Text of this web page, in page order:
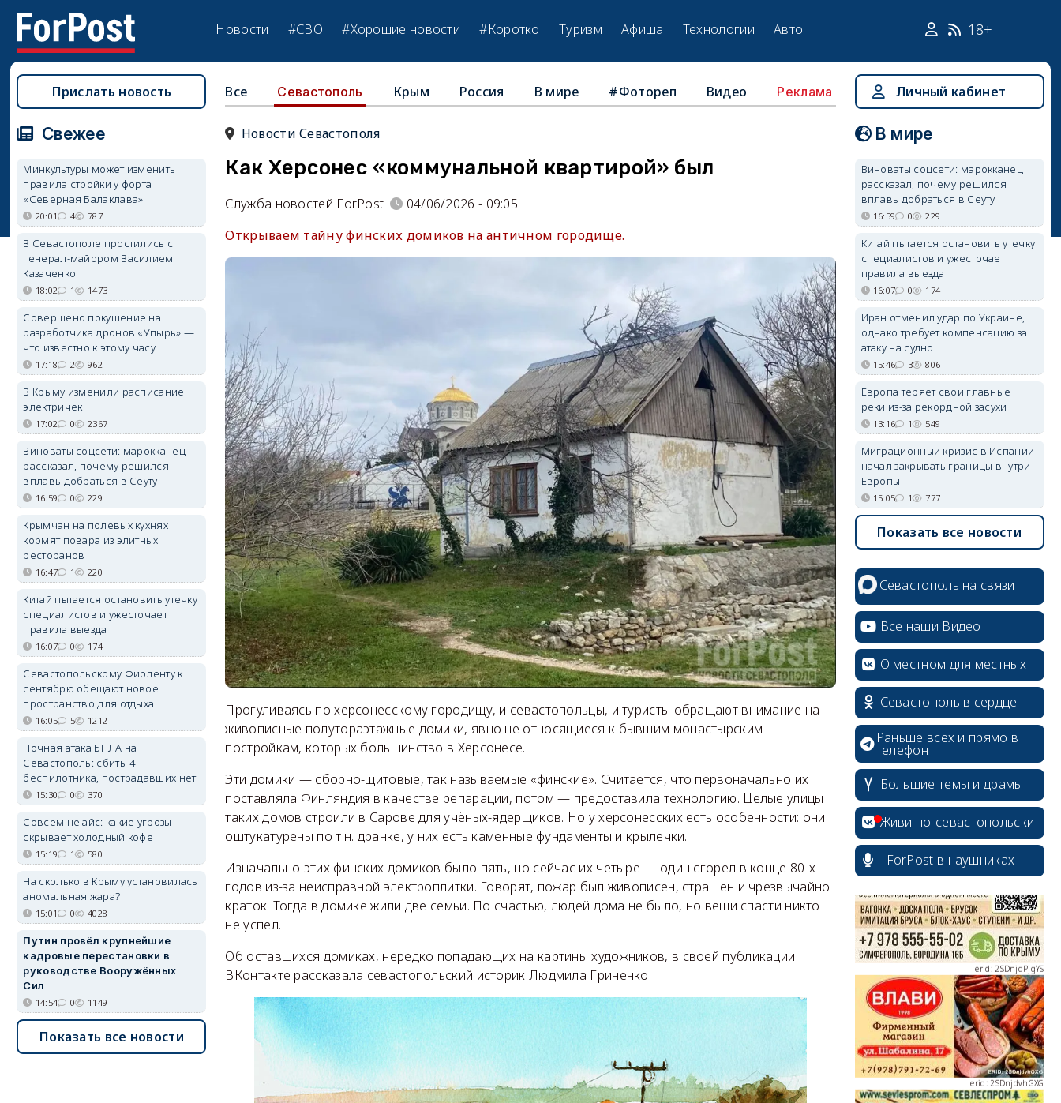
Новости #СВО #Хорошие новости #Коротко Туризм Афиша Технологии Авто 18+
Все Севастополь Крым Россия В мире #Фотореп Видео Реклама
Новости Севастополя
Как Херсонес «коммунальной квартирой» был
Служба новостей ForPost
04/06/2026 - 09:05
Открываем тайну финских домиков на античном городище.
Прогуливаясь по херсонесскому городищу, и севастопольцы, и туристы обращают внимание на
живописные полутораэтажные домики, явно не относящиеся к бывшим монастырским
постройкам, которых большинство в Херсонесе.
Эти домики — сборно-щитовые, так называемые «финские». Считается, что первоначально их
поставляла Финляндия в качестве репарации, потом — предоставила технологию. Целые улицы
таких домов строили в Сарове для учёных-ядерщиков. Но у херсонесских есть особенности: они
оштукатурены по т.н. дранке, у них есть каменные фундаменты и крылечки.
Изначально этих финских домиков было пять, но сейчас их четыре — один сгорел в конце 80-х
годов из-за неисправной электроплитки. Говорят, пожар был живописен, страшен и чрезвычайно
краток. Тогда в домике жили две семьи. По счастью, людей дома не было, но вещи спасти никто
не успел.
Об оставшихся домиках, нередко попадающих на картины художников, в своей публикации
ВКонтакте рассказала севастопольский историк Людмила Гриненко.
Прислать новость
Свежее
Минкультуры может изменить
правила стройки у форта
«Северная Балаклава»
20:01 4 787
В Севастополе простились с
генерал-майором Василием
Казаченко
18:02 1 1473
Совершено покушение на
разработчика дронов «Упырь» —
что известно к этому часу
17:18 2 962
В Крыму изменили расписание
электричек
17:02 0 2367
Виноваты соцсети: марокканец
рассказал, почему решился
вплавь добраться в Сеуту
16:59 0 229
Крымчан на полевых кухнях
кормят повара из элитных
ресторанов
16:47 1 220
Китай пытается остановить утечку
специалистов и ужесточает
правила выезда
16:07 0 174
Севастопольскому Фиоленту к
сентябрю обещают новое
пространство для отдыха
16:05 5 1212
Ночная атака БПЛА на
Севастополь: сбиты 4
беспилотника, пострадавших нет
15:30 0 370
Совсем не айс: какие угрозы
скрывает холодный кофе
15:19 1 580
На сколько в Крыму установилась
аномальная жара?
15:01 0 4028
Путин провёл крупнейшие
кадровые перестановки в
руководстве Вооружённых
Сил
14:54 0 1149
Показать все новости
Личный кабинет
В мире
Виноваты соцсети: марокканец
рассказал, почему решился
вплавь добраться в Сеуту
16:59 0 229
Китай пытается остановить утечку
специалистов и ужесточает
правила выезда
16:07 0 174
Иран отменил удар по Украине,
однако требует компенсацию за
атаку на судно
15:46 3 806
Европа теряет свои главные
реки из-за рекордной засухи
13:16 1 549
Миграционный кризис в Испании
начал закрывать границы внутри
Европы
15:05 1 777
Показать все новости
Севастополь на связи
Все наши Видео
О местном для местных
Севастополь в сердце
Раньше всех и прямо в
телефон
Большие темы и драмы
Живи по-севастопольски
ForPost в наушниках
erid: 2SDnjcrDNw6
erid: 2SDnjdPjgYS
erid: 2SDnjdvhGXG